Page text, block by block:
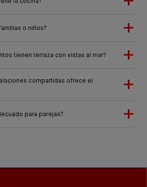
o niños?
tienen terraza con vistas al mar?
compartidas ofrece el
para parejas?